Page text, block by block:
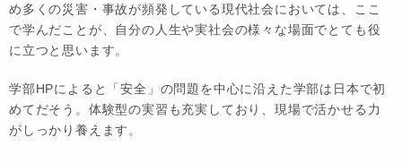
め多くの災害・事故が頻発している現代社会においては、ここ
で学んだことが、自分の人生や実社会の様々な場面でとても役
に立つと思います。
学部HPによると「安全」の問題を中心に沿えた学部は日本で初
めてだそう。体験型の実習も充実しており、現場で活かせる力
がしっかり養えます。